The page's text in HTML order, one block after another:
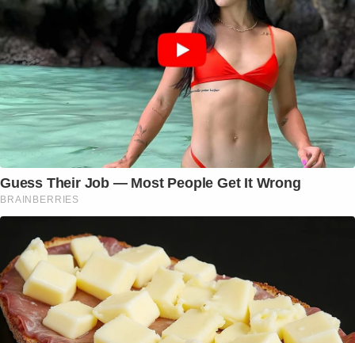
Guess Their Job — Most People Get It Wrong
BRAINBERRIES